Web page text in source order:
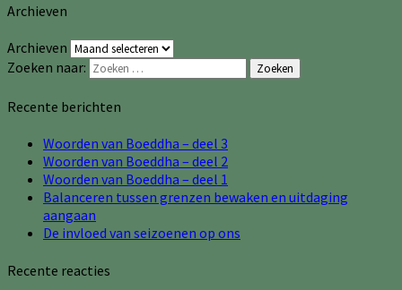
Archieven
Archieven
Zoeken naar:
Zoeken
Recente berichten
Woorden van Boeddha – deel 3
Woorden van Boeddha – deel 2
Woorden van Boeddha – deel 1
Balanceren tussen grenzen bewaken en uitdaging
aangaan
De invloed van seizoenen op ons
Recente reacties